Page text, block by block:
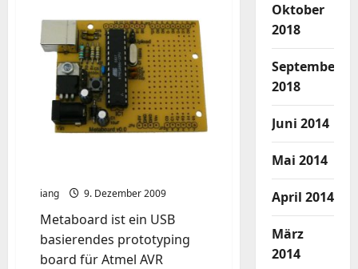
mod.
QR-
Code
iang 9. Dezember 2009
Metaboard ist ein USB
basierendes prototyping
board für Atmel AVR
Oktober
2018
September
2018
Juni 2014
Mai 2014
April 2014
März
2014